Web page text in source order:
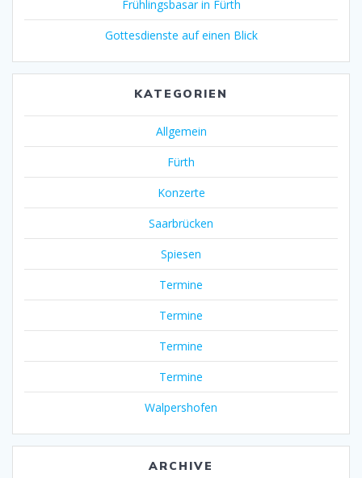
Frühlingsbasar in Fürth
Gottesdienste auf einen Blick
KATEGORIEN
Allgemein
Fürth
Konzerte
Saarbrücken
Spiesen
Termine
Termine
Termine
Termine
Walpershofen
ARCHIVE